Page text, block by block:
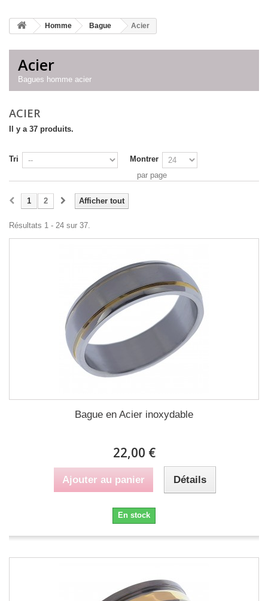
Homme Bague Acier
Acier
Bagues homme acier
ACIER
Il y a 37 produits.
Tri
Montrer
par page
Afficher tout
1 2
Résultats 1 - 24 sur 37.
Bague en Acier inoxydable
22,00 €
Ajouter au panier Détails
En stock